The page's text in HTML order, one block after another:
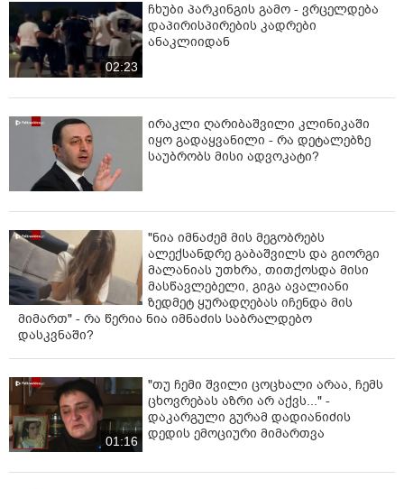
02:23
ჩხუბი პარკინგის გამო - ვრცელდება
დაპირისპირების კადრები
ანაკლიიდან
ირაკლი ღარიბაშვილი კლინიკაში
იყო გადაყვანილი - რა დეტალებზე
საუბრობს მისი ადვოკატი?
"ნია იმნაძემ მის მეგობრებს
ალექსანდრე გაბაშვილს და გიორგი
მალანიას უთხრა, თითქოსდა მისი
მასწავლებელი, გიგა ავალიანი
ზედმეტ ყურადღებას იჩენდა მის
მიმართ" - რა წერია ნია იმნაძის საბრალდებო
დასკვნაში?
01:16
"თუ ჩემი შვილი ცოცხალი არაა, ჩემს
ცხოვრებას აზრი არ აქვს..." -
დაკარგული გურამ დადიანიძის
დედის ემოციური მიმართვა